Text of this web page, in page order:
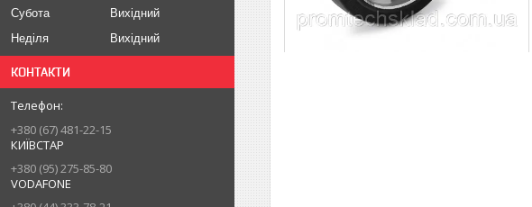
Субота
Вихідний
Неділя
Вихідний
КОНТАКТИ
+380 (67) 481-22-15
КИЇВСТАР
+380 (95) 275-85-80
VODAFONE